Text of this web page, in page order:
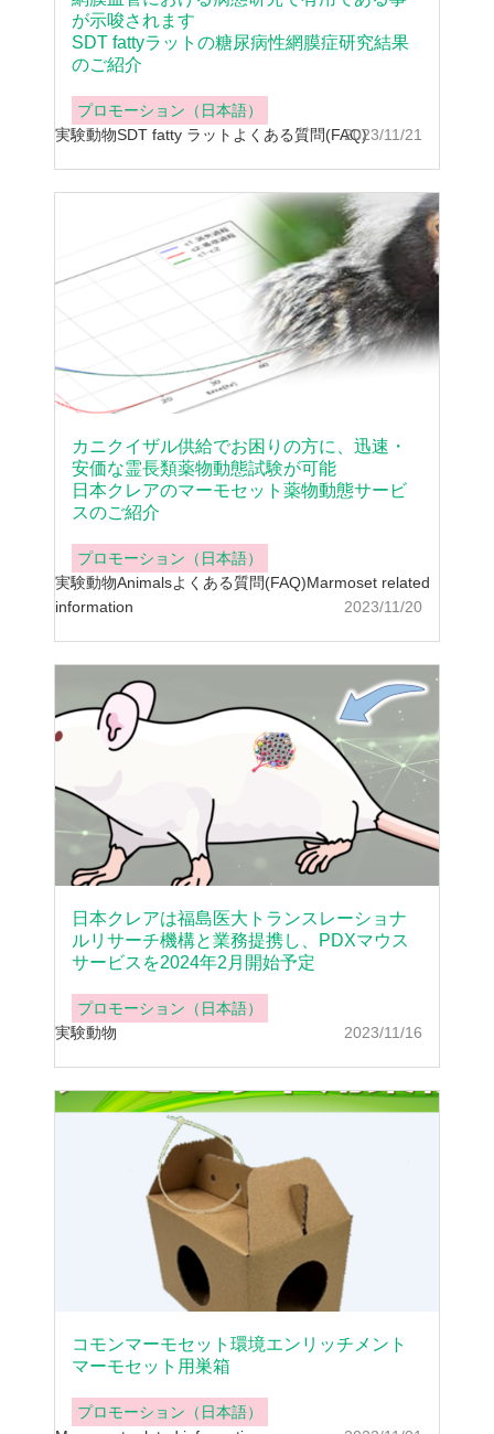
2023/11/21
が示唆されます
SDT fattyラットの糖尿病性網膜症研究結果
のご紹介
プロモーション（日本語）
実験動物SDT fatty ラット よくある質問(FAQ)
2023/11/20
カニクイザル供給でお困りの方に、迅速・
安価な霊長類薬物動態試験が可能
日本クレアのマーモセット薬物動態サービ
スのご紹介
プロモーション（日本語）
実験動物Animalsよくある質問(FAQ)Marmoset related
information
2023/11/16
日本クレアは福島医大トランスレーショナ
ルリサーチ機構と業務提携し、PDXマウス
サービスを2024年2月開始予定
プロモーション（日本語）
実験動物
コモンマーモセット環境エンリッチメント
マーモセット用巣箱
プロモーション（日本語）